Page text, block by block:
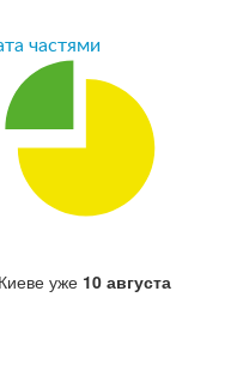
частями
уже 10 августа